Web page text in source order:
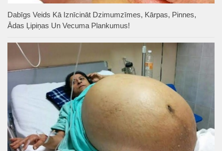
Dabīgs Veids Kā Iznīcināt Dzimumzīmes, Kārpas, Pinnes,
Ādas Ļipiņas Un Vecuma Plankumus!